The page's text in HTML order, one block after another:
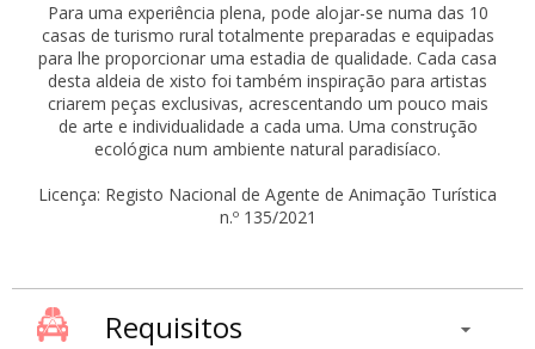
Para uma experiência plena, pode alojar-se numa das 10
casas de turismo rural totalmente preparadas e equipadas
para lhe proporcionar uma estadia de qualidade. Cada casa
desta aldeia de xisto foi também inspiração para artistas
criarem peças exclusivas, acrescentando um pouco mais
de arte e individualidade a cada uma. Uma construção
ecológica num ambiente natural paradisíaco.
Licença: Registo Nacional de Agente de Animação Turística
n.º 135/2021
Requisitos